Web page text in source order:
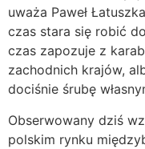
uważa Paweł
czas stara się robić
czas zapozuje z
zachodnich krajów,
dociśnie śrubę
Obserwowany dziś
polskim rynku